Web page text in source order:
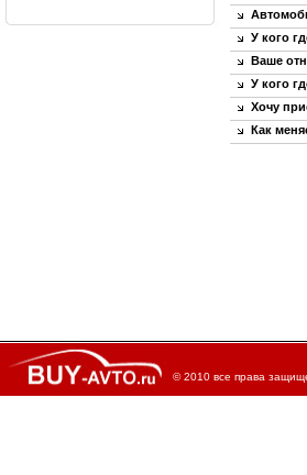
У кого
Ваше
У кого
Хочу
Как
© 2010 все права